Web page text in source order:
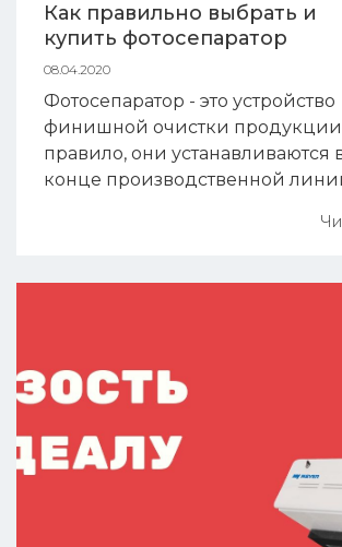
Как правильно выбрать и
купить фотосепаратор
08.04.2020
Фотосепаратор - это устройство
финишной очистки
правило, они устанавливаются
конце производственной
очищенный продукт можно
показатель не способна
много производителей